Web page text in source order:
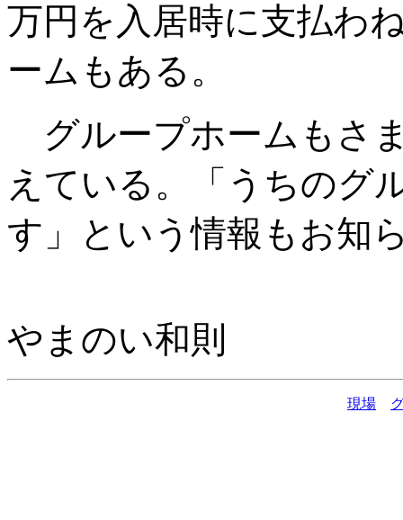
万円を入居時に支払わ
ームもある。
グループホームもさ
えている。「うちのグ
す」という情報もお知
やまのい和則
現場